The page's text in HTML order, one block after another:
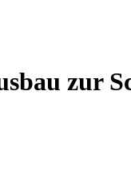
zur